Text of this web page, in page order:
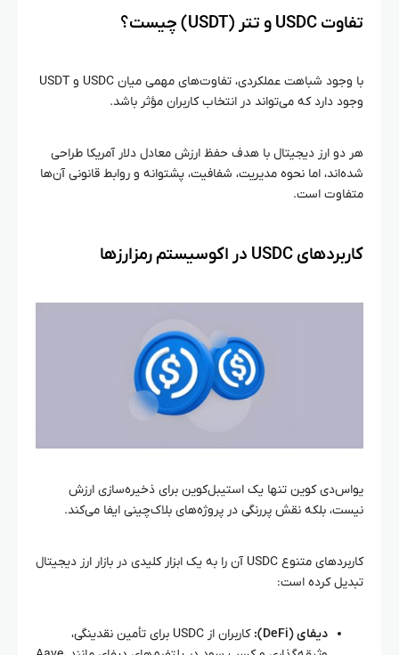
تفاوت USDC و تتر (USDT) چیست؟
با وجود شباهت عملکردی، تفاوت‌های مهمی میان USDC و USDT
وجود دارد که می‌تواند در انتخاب کاربران مؤثر باشد.
هر دو ارز دیجیتال با هدف حفظ ارزش معادل دلار آمریکا طراحی
شده‌اند، اما نحوه مدیریت، شفافیت، پشتوانه و روابط قانونی آن‌ها
متفاوت است.
کاربردهای USDC در اکوسیستم رمزارزها
یواس‌دی کوین تنها یک استیبل‌کوین برای ذخیره‌سازی ارزش
نیست، بلکه نقش پررنگی در پروژه‌های بلاک‌چینی ایفا می‌کند.
کاربردهای متنوع USDC آن را به یک ابزار کلیدی در بازار ارز دیجیتال
تبدیل کرده است:
دیفای (DeFi):
کاربران از USDC برای تأمین نقدینگی،